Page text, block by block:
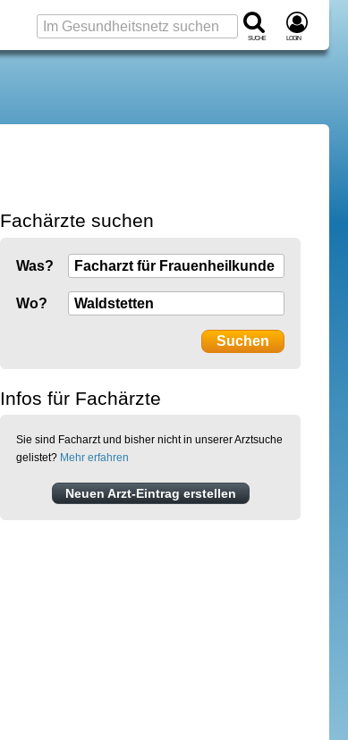
Suche Login
Fachärzte suchen
Was?
Wo?
Infos für Fachärzte
Sie sind Facharzt und bisher nicht in unserer Arztsuche
gelistet? Mehr erfahren
Neuen Arzt-Eintrag erstellen